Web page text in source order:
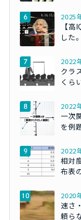
2025
【
した。
2022
クラ
くら
2022
一次
を例
2022
相対
布表
2020
速さ
頼ら